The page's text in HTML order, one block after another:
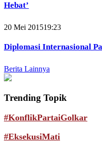
Hebat’
20 Mei 201519:23
Diplomasi Internasional
Berita Lainnya
Trending Topik
#KonflikPartaiGolkar
#EksekusiMati